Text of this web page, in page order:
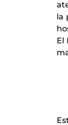
la
El